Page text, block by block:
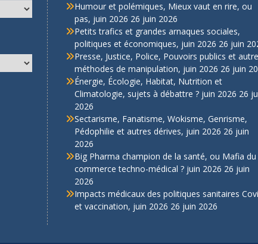
Humour et polémiques, Mieux vaut en rire, ou
pas, juin 2026 26 juin 2026
Petits trafics et grandes arnaques sociales,
politiques et économiques, juin 2026 26 juin
Presse, Justice, Police, Pouvoirs publics et
méthodes de manipulation, juin 2026 26 juin
Énergie, Écologie, Habitat, Nutrition et
Climatologie, sujets à débattre ? juin 2026 26
2026
Sectarisme, Fanatisme, Wokisme, Genrisme,
Pédophilie et autres dérives, juin 2026 26 juin
2026
Big Pharma champion de la santé, ou Mafia du
commerce techno-médical ? juin 2026 26 juin
2026
Impacts médicaux des politiques sanitaires
et vaccination, juin 2026 26 juin 2026